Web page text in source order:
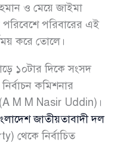
ও মেয়ে জাইমা
পরিবারের এই
করে তোলে।
১০টার দিকে সংসদ
কমিশনার
(A M M Nasir Uddin)।
জাতীয়তাবাদী দল
থেকে নির্বাচিত